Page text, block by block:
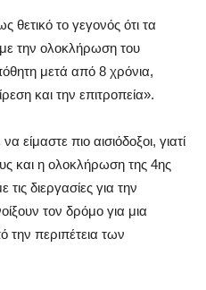
το γεγονός ότι τα
την ολοκλήρωση του
μετά από 8 χρόνια,
και την επιτροπεία».
είμαστε πιο αισιόδοξοι, γιατί
και η ολοκλήρωση της 4ης
διεργασίες για την
τον δρόμο για μια
την περιπέτεια των